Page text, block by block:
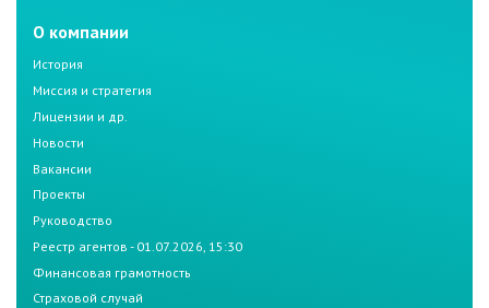
О компании
История
Миссия и стратегия
Лицензии и др.
Новости
Вакансии
Проекты
Руководство
Реестр агентов - 01.07.2026, 15:30
Финансовая грамотность
Страховой случай